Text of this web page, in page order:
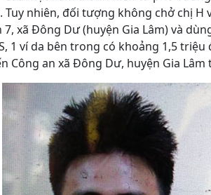
Tuy nhiên, đối tượng không chở chị
7, xã Đông Dư (huyện Gia Lâm) và
1 ví da bên trong có khoảng 1,5
Công an xã Đông Dư, huyện Gia Lâm